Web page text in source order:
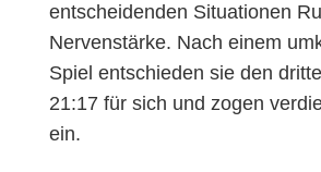
entscheidenden Situationen
Nervenstärke. Nach einem
Spiel entschieden sie den
21:17 für sich und zogen
ein.